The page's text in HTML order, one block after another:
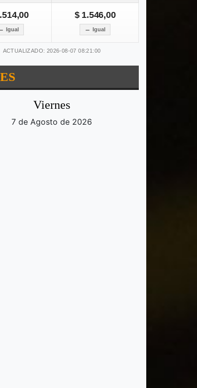
Igual
$ 1.546,00
Igual
ACTUALIZADO: 2026-08-07 08:21:00
Viernes
7 de Agosto de 2026